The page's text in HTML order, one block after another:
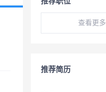
查看更
推荐简历